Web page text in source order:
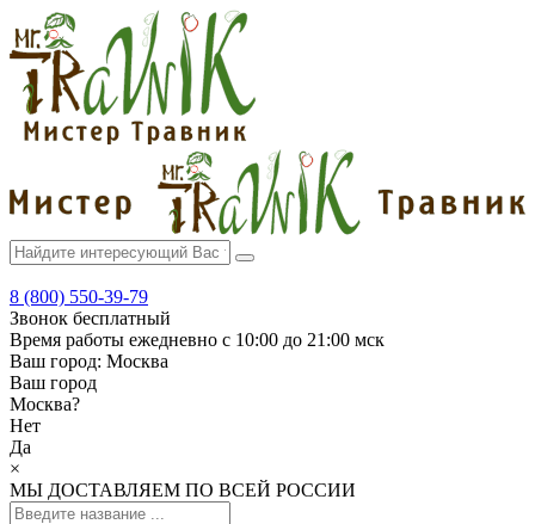
8 (800) 550-39-79
Звонок бесплатный
Время работы ежедневно с 10:00 до 21:00 мск
Ваш город: Москва
Ваш город
Москва?
Нет
Да
×
МЫ ДОСТАВЛЯЕМ ПО ВСЕЙ РОССИИ